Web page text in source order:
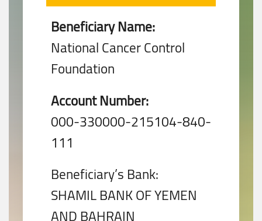
Beneficiary Name:
National Cancer Control
Foundation
Account Number:
000-330000-215104-840-
111
Beneficiary’s Bank:
SHAMIL BANK OF YEMEN